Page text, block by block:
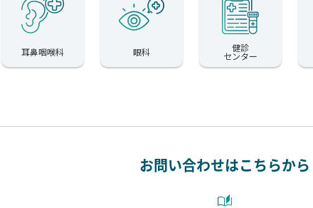
耳鼻咽喉科 眼科 健診
センター
お問い合わせはこちらから